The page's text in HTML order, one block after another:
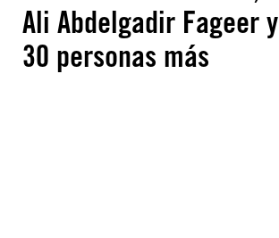
Ali Abdelgadir Fageer
30 personas más